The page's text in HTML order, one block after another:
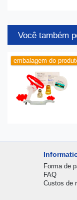
Você também
embalagem do
Forma de
FAQ
Custos de